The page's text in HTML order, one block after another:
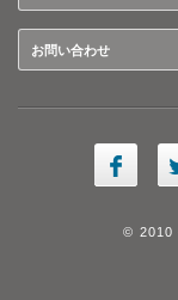
お問い合わせ
© 2010